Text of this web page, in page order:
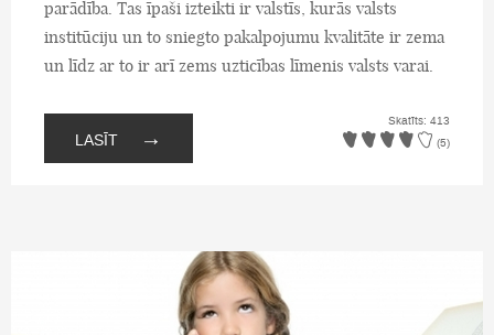
parādība. Tas īpaši izteikti ir valstīs, kurās valsts
institūciju un to sniegto pakalpojumu kvalitāte ir zema
un līdz ar to ir arī zems uzticības līmenis valsts varai.
LASĪT →
Skatīts: 413
(5)